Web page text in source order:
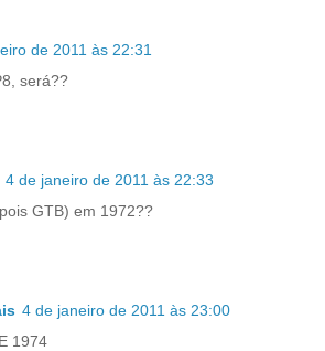
de 2011 às 22:31
será??
4 de janeiro de 2011 às 22:33
GTB) em 1972??
4 de janeiro de 2011 às 23:00
1974